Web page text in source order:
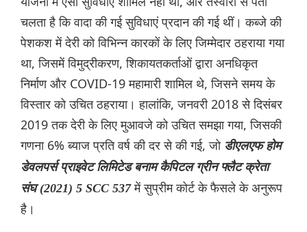
चलता है कि वादा की गई सुविधाएं प्रदान की गई थीं। कब्जे की
पेशकश में देरी को विभिन्न कारकों के लिए जिम्मेदार ठहराया गया
था, जिसमें विमुद्रीकरण, शिकायतकर्ताओं द्वारा अनधिकृत
निर्माण और COVID-19 महामारी शामिल थे, जिसने समय के
विस्तार को उचित ठहराया। हालांकि, जनवरी 2018 से दिसंबर
2019 तक देरी के लिए मुआवजे को उचित समझा गया, जिसकी
गणना 6% ब्याज प्रति वर्ष की दर से की गई, जो डीएलएफ होम
डेवलपर्स प्राइवेट लिमिटेड बनाम कैपिटल ग्रीन फ्लैट क्रेता
संघ (2021) 5 SCC 537में सुप्रीम कोर्ट के फैसले के अनुरूप
है।